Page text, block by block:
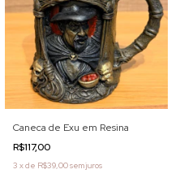
Caneca de Exu em Resina
R$117,00
3 xde R$39,00sem juros